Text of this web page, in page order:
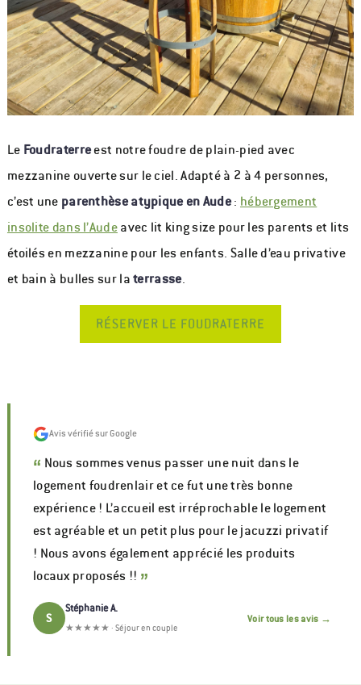
Le Foudraterreest notre foudre de plain-pied avec
mezzanine ouverte sur le ciel. Adapté à 2 à 4 personnes,
c’est une parenthèse atypique en Aude: hébergement
insolite dans l’Audeavec lit king size pour les parents et lits
étoilés en mezzanine pour les enfants. Salle d’eau privative
et bain à bulles sur laterrasse.
RÉSERVER LE FOUDRATERRE
Avis vérifié sur Google
“ Nous sommes venus passer une nuit dans le
logement foudrenlair et ce fut une très bonne
expérience ! L’accueil est irréprochable le logement
est agréable et un petit plus pour le jacuzzi privatif
! Nous avons également apprécié les produits
locaux proposés !! ”
S
Stéphanie A.
★★★★★ · Séjour en couple
Voir tous les avis →